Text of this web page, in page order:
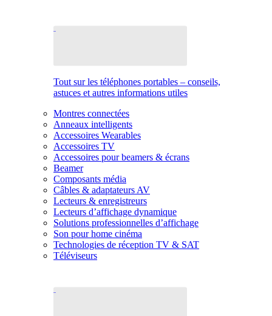
Tout sur les téléphones portables – conseils,
astuces et autres informations utiles
Montres connectées
Anneaux intelligents
Accessoires Wearables
Accessoires TV
Accessoires pour beamers & écrans
Beamer
Composants média
Câbles & adaptateurs AV
Lecteurs & enregistreurs
Lecteurs d’affichage dynamique
Solutions professionnelles d’affichage
Son pour home cinéma
Technologies de réception TV & SAT
Téléviseurs